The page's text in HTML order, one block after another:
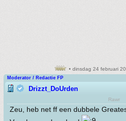
• dinsdag 24 februari
Moderator / Redactie FP
Drizzt_DoUrden
Rawr
Zeu, heb net ff een dubbele